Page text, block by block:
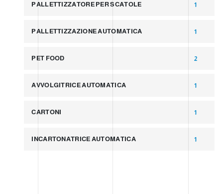
PALLETTIZZATORE PER SCATOLE 1
PALLETTIZZAZIONE AUTOMATICA 1
PET FOOD 2
AVVOLGITRICE AUTOMATICA 1
CARTONI 1
INCARTONATRICE AUTOMATICA 1